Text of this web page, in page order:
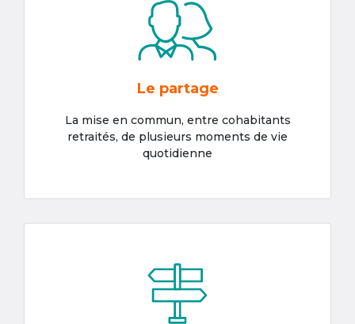
Le partage
La mise en commun, entre cohabitants
retraités, de plusieurs moments de vie
quotidienne